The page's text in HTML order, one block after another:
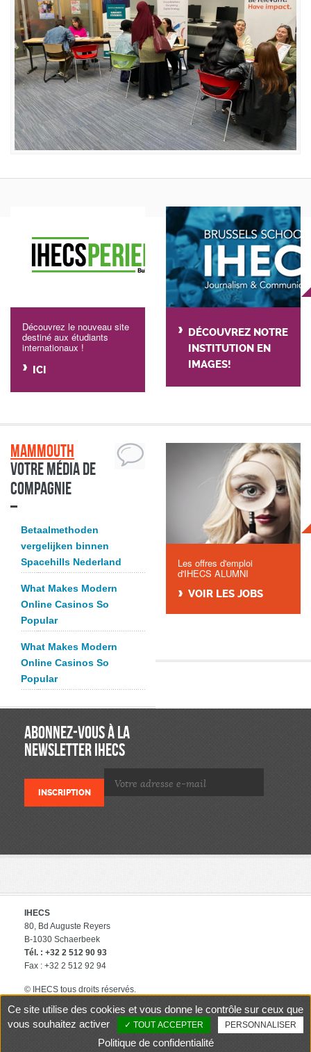
Découvrez le nouveau site
destiné aux étudiants
internationaux !
ICI
DÉCOUVREZ NOTRE
INSTITUTION EN
IMAGES!
Mammouth
Votre média de
compagnie
Betaalmethoden
vergelijken binnen
Spacehills Nederland
What Makes Modern
Online Casinos So
Popular
What Makes Modern
Online Casinos So
Popular
Les offres d'emploi
d'IHECS ALUMNI
VOIR LES JOBS
ABONNEZ-VOUS À LA
NEWSLETTER IHECS
IHECS
80, Bd Auguste Reyers
B-1030 Schaerbeek
Tél. : +32 2 512 90 93
Fax : +32 2 512 92 94
© IHECS tous droits réservés.
Contact
Politique de protection
des données privées
Ce site utilise des cookies et vous donne le contrôle sur ceux que
vous souhaitez activer
TOUT ACCEPTER PERSONNALISER
Politique de confidentialité